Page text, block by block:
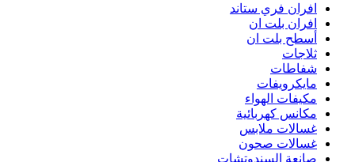
افران فري ستاند
افران بلت ان
أسطح بلت ان
ثلاجات
شفاطات
مايكرويفات
مكيفات الهواء
مكانس كهربائية
غسالات ملابس
غسالات صحون
صانعة السندوتشات